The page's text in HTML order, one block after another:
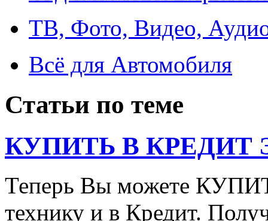
ТВ, Фото, Видео,
Всё для Автомобиля
Статьи по теме
КУПИТЬ В КРЕДИТ
Теперь Вы можете
технику и в Кредит.